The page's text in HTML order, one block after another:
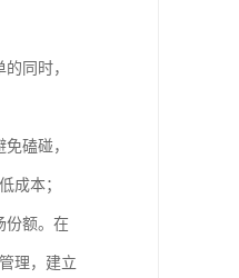
同时，
磕碰，
成本；
份额。在
理，建立